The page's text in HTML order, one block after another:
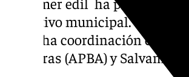
operativo municipal. Este
estrecha coordinación con
Algeciras (APBA) y